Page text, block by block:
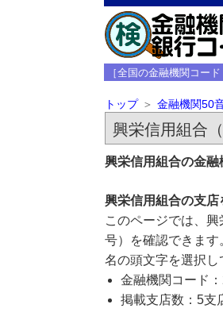
［全国の金融機関コー
トップ 金融機関50
興栄信用組合
興栄信用組合の金融
興栄信用組合の支店
このページでは、
号）を確認できま
名の頭文字を選択し
金融機関コード
掲載支店数：5支